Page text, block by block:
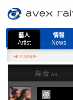
藝人
Artist
情報
News
HOTISSUE
綜合